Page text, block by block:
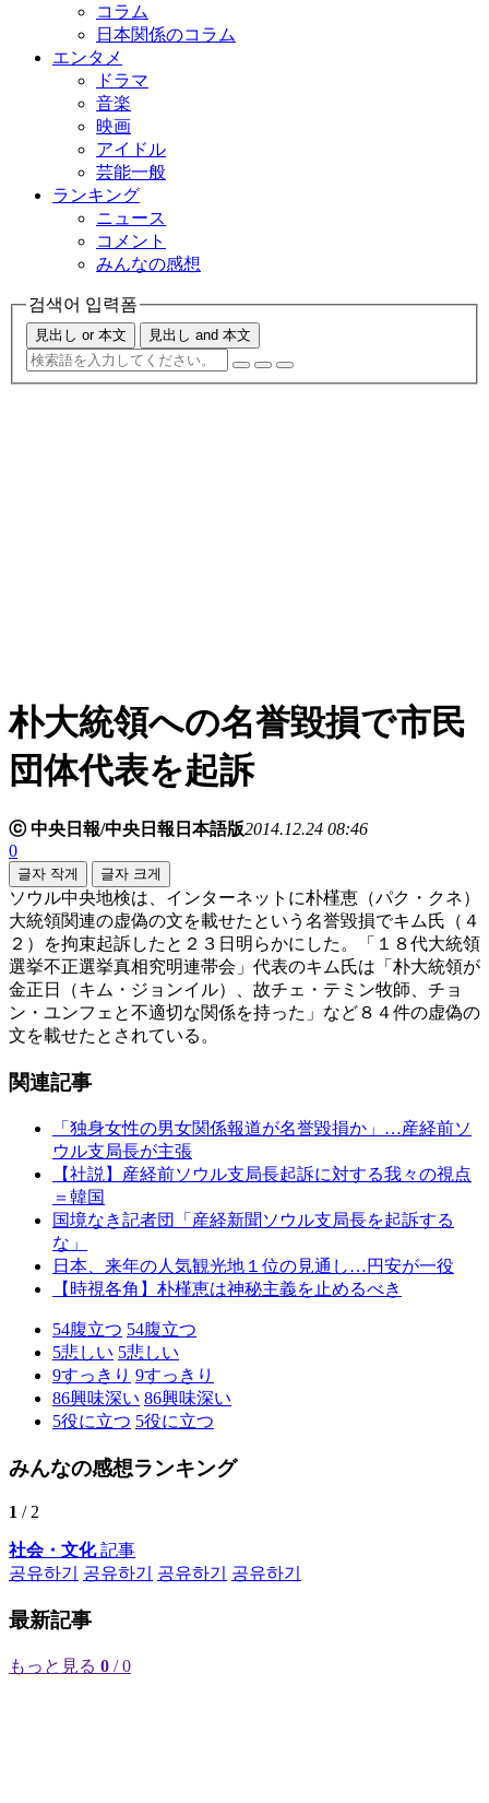
コラム
日本関係のコラム
エンタメ
ドラマ
音楽
映画
アイドル
芸能一般
ランキング
ニュース
コメント
みんなの感想
검색어 입력폼
見出し or 本文 見出し and 本文
朴大統領への名誉毀損で市民
団体代表を起訴
ⓒ 中央日報/中央日報日本語版2014.12.24 08:46
0
글자 작게 글자 크게
ソウル中央地検は、インターネットに朴槿恵（パク・クネ）
大統領関連の虚偽の文を載せたという名誉毀損でキム氏（４
２）を拘束起訴したと２３日明らかにした。「１８代大統領
選挙不正選挙真相究明連帯会」代表のキム氏は「朴大統領が
金正日（キム・ジョンイル）、故チェ・テミン牧師、チョ
ン・ユンフェと不適切な関係を持った」など８４件の虚偽の
文を載せたとされている。
関連記事
「独身女性の男女関係報道が名誉毀損か」…産経前ソ
ウル支局長が主張
【社説】産経前ソウル支局長起訴に対する我々の視点
＝韓国
国境なき記者団「産経新聞ソウル支局長を起訴する
な」
日本、来年の人気観光地１位の見通し…円安が一役
【時視各角】朴槿恵は神秘主義を止めるべき
54腹立つ 54腹立つ
5悲しい 5悲しい
9すっきり 9すっきり
86興味深い 86興味深い
5役に立つ 5役に立つ
みんなの感想ランキング
1 / 2
社会・文化記事
공유하기
공유하기 공유하기 공유하기
最新記事
もっと見る 0 / 0